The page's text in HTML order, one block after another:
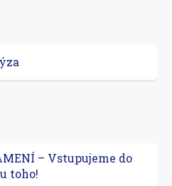
– Vstupujeme do
toho!